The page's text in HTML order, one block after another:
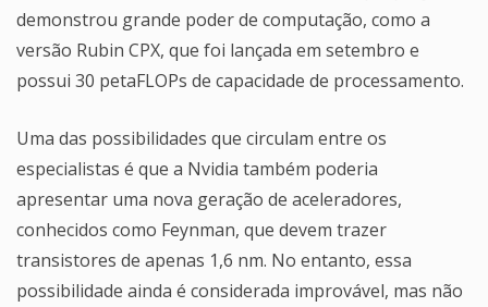
demonstrou grande poder de computação, como a
versão Rubin CPX, que foi lançada em setembro e
possui 30 petaFLOPs de capacidade de processamento.
Uma das possibilidades que circulam entre os
especialistas é que a Nvidia também poderia
apresentar uma nova geração de aceleradores,
conhecidos como Feynman, que devem trazer
transistores de apenas 1,6 nm. No entanto, essa
possibilidade ainda é considerada improvável, mas não